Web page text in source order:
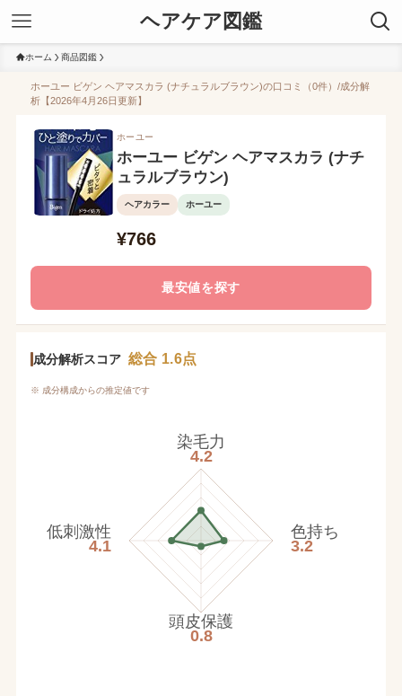
ヘアケア図鑑
ホーム 商品図鑑
ホーユー ビゲン ヘアマスカラ (ナチュラルブラウン)の口コミ（0件）/成分解
析【2026年4月26日更新】
ホーユー
ホーユー ビゲン ヘアマスカラ (ナチ
ュラルブラウン)
ヘアカラー ホーユー
¥766
最安値を探す
成分解析スコア 総合 1.6点
※ 成分構成からの推定値です
染毛力
4.2
色持ち
3.2
頭皮保護
0.8
低刺激性
4.1